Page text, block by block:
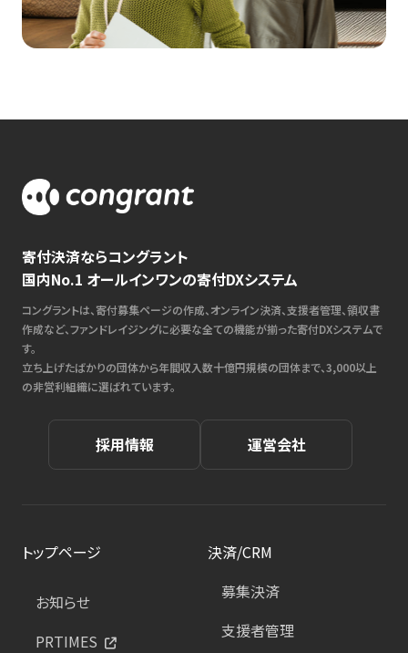
寄付決済ならコングラント
国内No.1 オールインワンの寄付DXシステム
コングラントは、寄付募集ページの作成、オンライン決済、支援者管理、領収書
作成など、ファンドレイジングに必要な全ての機能が揃った寄付DXシステムで
す。
立ち上げたばかりの団体から年間収入数十億円規模の団体まで、3,000以上
の非営利組織に選ばれています。
採用情報 運営会社
トップページ
お知らせ
PRTIMES
決済/CRM
募集決済
支援者管理